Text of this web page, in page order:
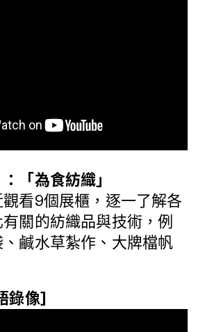
「為食紡織」
看9個展櫃，逐一了解各
關的紡織品與技術，例
鹹水草紮作、大牌檔帆
錄像]